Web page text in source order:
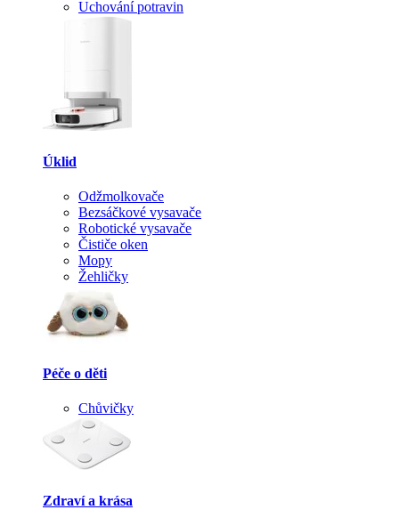
Uchování potravin
Úklid
Odžmolkovače
Bezsáčkové vysavače
Robotické vysavače
Čističe oken
Mopy
Žehličky
Péče o děti
Chůvičky
Zdraví a krása